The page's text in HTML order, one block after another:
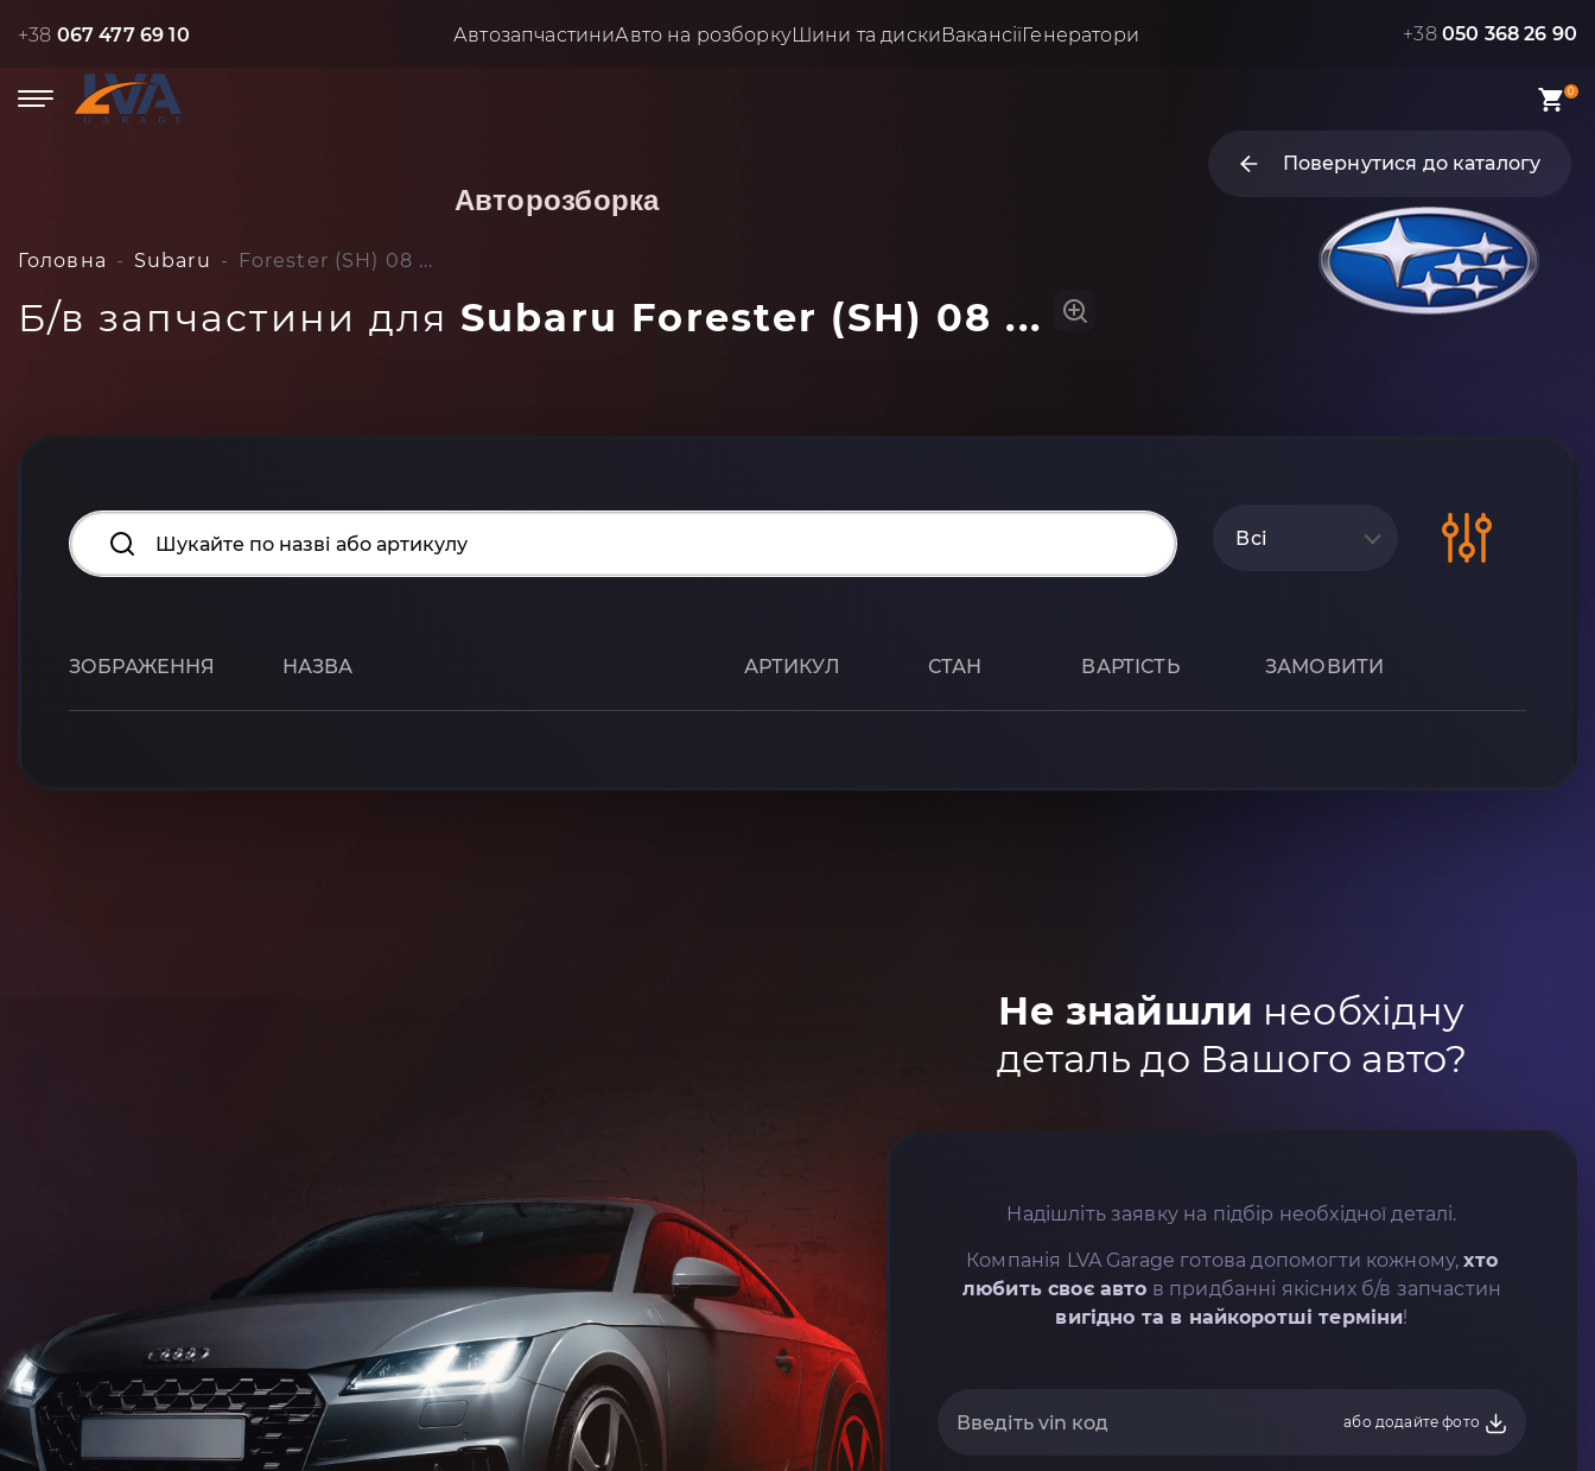
+38 067 477 69 10 АвтозапчастиниАвто на розборкуШини та дискиВакансіїГенератори +38 050 368 26 90
0
Повернутися до каталогу
Авторозборка
Головна Subaru Forester (SH) 08 ...
Б/в запчастини для Subaru Forester (SH) 08 ...
Всі
ЗОБРАЖЕННЯ НАЗВА АРТИКУЛ СТАН ВАРТІСТЬ ЗАМОВИТИ
Не знайшли необхідну
деталь до Вашого авто?
Надішліть заявку на підбір необхідної деталі.
Компанія LVA Garage готова допомогти кожному,хто
любить своє авто в придбанні якісних б/в запчастин
вигідно та в найкоротші терміни!
або додайте фото